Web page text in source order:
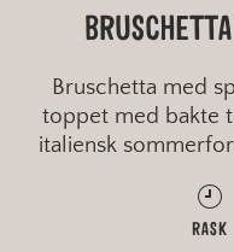
Bruschetta med
toppet med bakte
italiensk
RASK